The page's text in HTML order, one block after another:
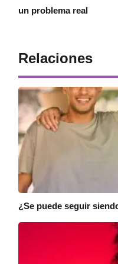
un problema real
Relaciones
¿Se puede seguir